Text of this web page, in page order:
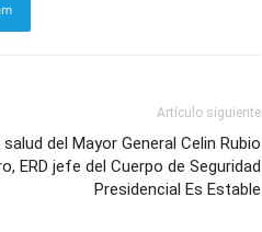
Artículo siguiente
del Mayor General Celin Rubio
ERD jefe del Cuerpo de Seguridad
Presidencial Es Estable